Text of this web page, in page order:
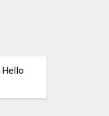
Hello